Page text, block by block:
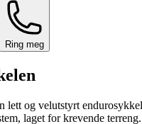
Ring meg
og velutstyrt
laget for krevende